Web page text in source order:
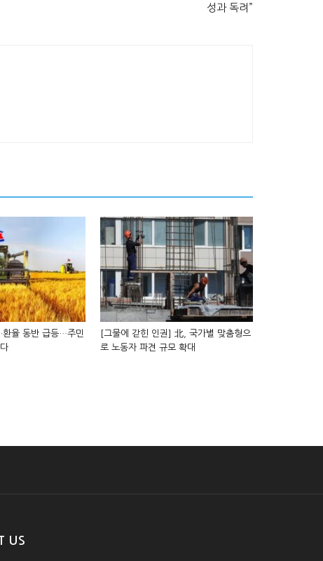
성과 독려”
환율 동반 급등…주민
[그물에 갇힌 인권] 北, 국가별 맞춤형으
로 노동자 파견 규모 확대
US